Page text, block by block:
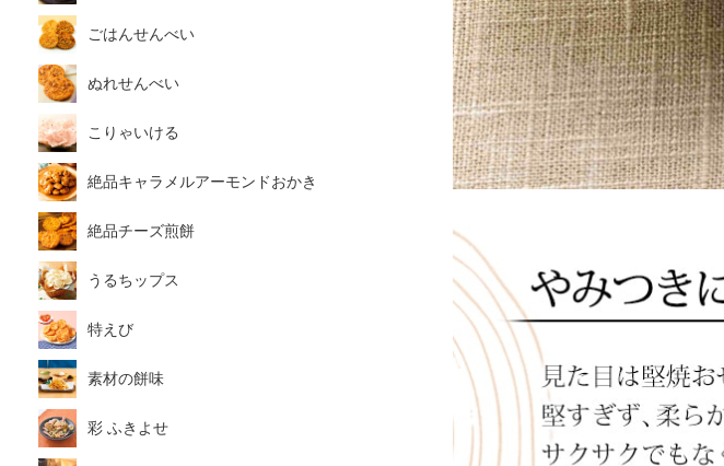
ごはんせんべい
ぬれせんべい
こりゃいける
絶品キャラメルアーモンドおかき
絶品チーズ煎餅
うるちップス
特えび
素材の餅味
彩 ふきよせ